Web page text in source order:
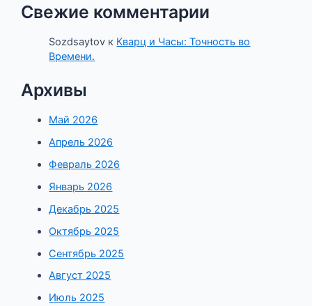
Свежие комментарии
Sozdsaytov к Кварц и Часы: Точность во
Времени.
Архивы
Май 2026
Апрель 2026
Февраль 2026
Январь 2026
Декабрь 2025
Октябрь 2025
Сентябрь 2025
Август 2025
Июль 2025